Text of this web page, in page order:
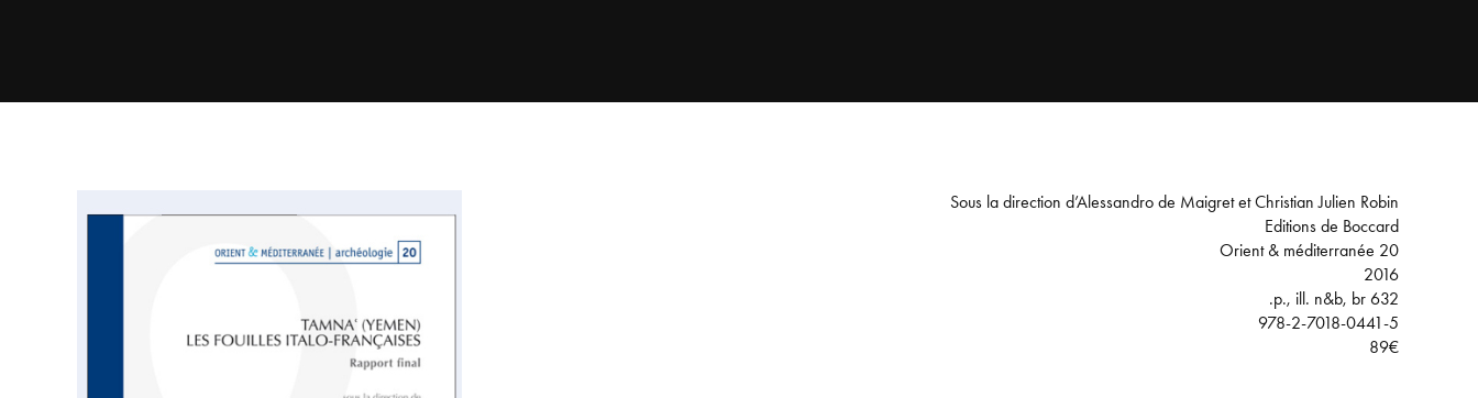
Sous la direction d’Alessandro de Maigret et Christian Julien Robin
Editions de Boccard
Orient & méditerranée 20
2016
632 p., ill. n&b, br.
978-2-7018-0441-5
89€